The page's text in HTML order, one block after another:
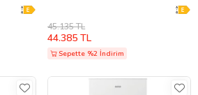
45.135 TL
44.385 TL
Sepette %2 İndirim